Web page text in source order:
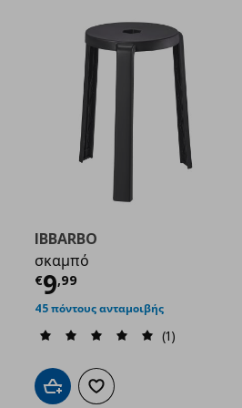
€ 12,99
IBBARBO
σκαμπό
€9,99
Τρέχουσα τιμή
45 πόντους ανταμοιβής
(1)
Προσθήκη στο καλάθι
Προσθήκη στα αγαπημένα